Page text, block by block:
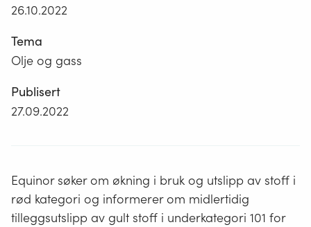
26.10.2022
Tema
Olje og gass
Publisert
27.09.2022
Equinor søker om økning i bruk og utslipp av stoff i
rød kategori og informerer om midlertidig
tilleggsutslipp av gult stoff i underkategori 101 for